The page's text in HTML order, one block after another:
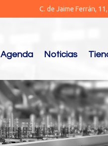
C. de Jaime Ferrán,
Agenda Noticias